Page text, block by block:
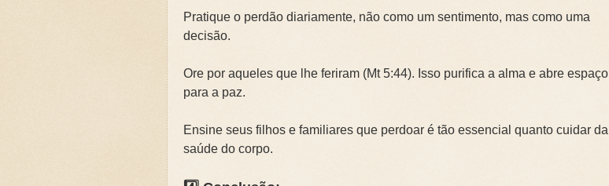
Pratique o perdão diariamente, não como um sentimento, mas como uma
decisão.
Ore por aqueles que lhe feriram (Mt 5:44). Isso purifica a alma e abre espaço
para a paz.
Ensine seus filhos e familiares que perdoar é tão essencial quanto cuidar da
saúde do corpo.